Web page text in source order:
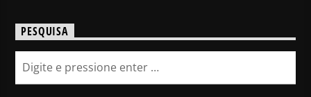
PESQUISA